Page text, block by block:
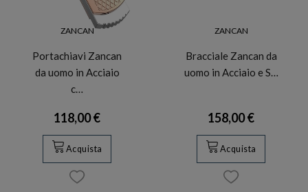
ZANCAN
Portachiavi Zancan
da uomo in Acciaio
c…
118,00 €
Acquista
ZANCAN
Bracciale Zancan da
uomo in Acciaio e S…
158,00 €
Acquista